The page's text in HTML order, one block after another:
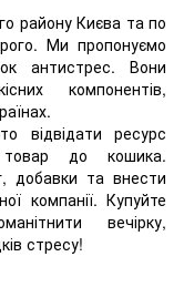
району Києва та по
Ми пропонуємо
антистрес. Вони
компонентів,
відвідати ресурс
товар до кошика.
добавки та внести
компанії. Купуйте
вечірку,
стресу!